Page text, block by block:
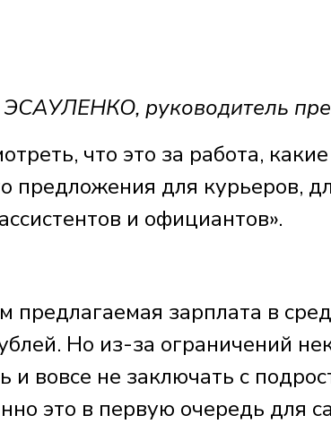
руководитель
что это за работа,
предложения для курьеров,
и официантов».
предлагаемая зарплата в
Но из-за ограничений
и вовсе не заключать с
это в первую очередь для